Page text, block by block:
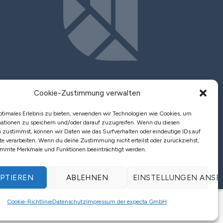
Cookie-Zustimmung verwalten
Erlebnis zu bieten, verwenden wir Technologien wie Cookies, um
zu speichern und/oder darauf zuzugreifen. Wenn du diesen
zustimmst, können wir Daten wie das Surfverhalten oder eindeutige IDs auf
verarbeiten. Wenn du deine Zustimmung nicht erteilst oder zurückziehst,
Merkmale und Funktionen beeinträchtigt werden.
ABLEHNEN EINSTELLUNGEN
Cookie-RichtlinieDatenschutzImpressum der expecta GmbH
Kontakt
Datenschutz|Cookie Richtlinien